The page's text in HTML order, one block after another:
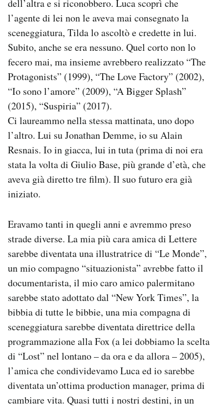
dell’altra e si riconobbero. Luca scoprì che
l’agente di lei non le aveva mai consegnato la
sceneggiatura, Tilda lo ascoltò e credette in lui.
Subito, anche se era nessuno. Quel corto non lo
fecero mai, ma insieme avrebbero realizzato “The
Protagonists” (1999), “The Love Factory” (2002),
“Io sono l’amore” (2009), “A Bigger Splash”
(2015), “Suspiria” (2017).
Ci laureammo nella stessa mattinata, uno dopo
l’altro. Lui su Jonathan Demme, io su Alain
Resnais. Io in giacca, lui in tuta (prima di noi era
stata la volta di Giulio Base, più grande d’età, che
aveva già diretto tre film). Il suo futuro era già
iniziato.
Eravamo tanti in quegli anni e avremmo preso
strade diverse. La mia più cara amica di Lettere
sarebbe diventata una illustratrice di “Le Monde”,
un mio compagno “situazionista” avrebbe fatto il
documentarista, il mio caro amico palermitano
sarebbe stato adottato dal “New York Times”, la
bibbia di tutte le bibbie, una mia compagna di
sceneggiatura sarebbe diventata direttrice della
programmazione alla Fox (a lei dobbiamo la scelta
di “Lost” nel lontano – da ora e da allora – 2005),
l’amica che condividevamo Luca ed io sarebbe
diventata un’ottima production manager, prima di
cambiare vita. Quasi tutti i nostri destini, in un